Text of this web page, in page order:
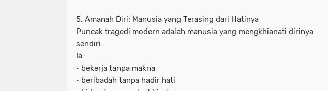
5. Amanah Diri: Manusia yang Terasing dari Hatinya
Puncak tragedi modern adalah manusia yang mengkhianati dirinya
sendiri.
Ia:
• bekerja tanpa makna
• beribadah tanpa hadir hati